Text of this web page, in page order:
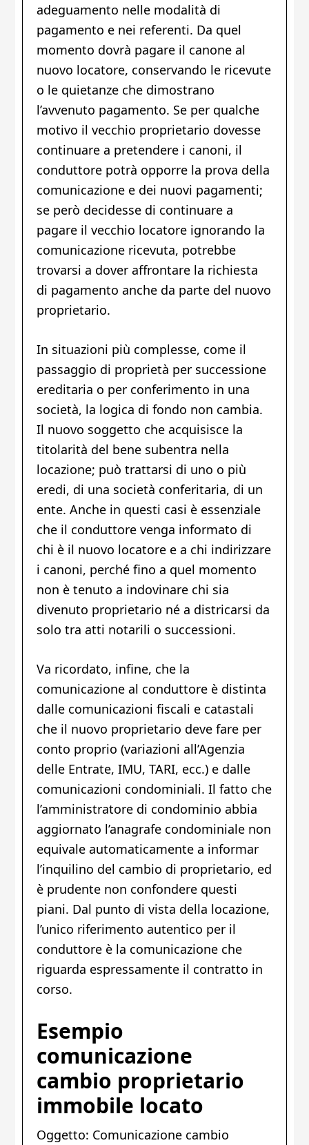
adeguamento nelle modalità di
pagamento e nei referenti. Da quel
momento dovrà pagare il canone al
nuovo locatore, conservando le ricevute
o le quietanze che dimostrano
l’avvenuto pagamento. Se per qualche
motivo il vecchio proprietario dovesse
continuare a pretendere i canoni, il
conduttore potrà opporre la prova della
comunicazione e dei nuovi pagamenti;
se però decidesse di continuare a
pagare il vecchio locatore ignorando la
comunicazione ricevuta, potrebbe
trovarsi a dover affrontare la richiesta
di pagamento anche da parte del nuovo
proprietario.
In situazioni più complesse, come il
passaggio di proprietà per successione
ereditaria o per conferimento in una
società, la logica di fondo non cambia.
Il nuovo soggetto che acquisisce la
titolarità del bene subentra nella
locazione; può trattarsi di uno o più
eredi, di una società conferitaria, di un
ente. Anche in questi casi è essenziale
che il conduttore venga informato di
chi è il nuovo locatore e a chi indirizzare
i canoni, perché fino a quel momento
non è tenuto a indovinare chi sia
divenuto proprietario né a districarsi da
solo tra atti notarili o successioni.
Va ricordato, infine, che la
comunicazione al conduttore è distinta
dalle comunicazioni fiscali e catastali
che il nuovo proprietario deve fare per
conto proprio (variazioni all’Agenzia
delle Entrate, IMU, TARI, ecc.) e dalle
comunicazioni condominiali. Il fatto che
l’amministratore di condominio abbia
aggiornato l’anagrafe condominiale non
equivale automaticamente a informar
l’inquilino del cambio di proprietario, ed
è prudente non confondere questi
piani. Dal punto di vista della locazione,
l’unico riferimento autentico per il
conduttore è la comunicazione che
riguarda espressamente il contratto in
corso.
Esempio
comunicazione
cambio proprietario
immobile locato
Oggetto: Comunicazione cambio